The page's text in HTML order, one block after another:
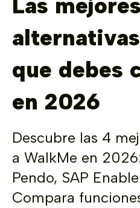
que debes
en 2026
Descubre las 4
a WalkMe en
Pendo, SAP
Compara